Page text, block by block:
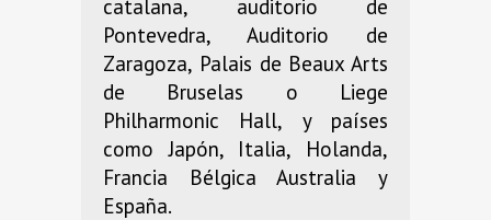
catalana, auditorio de
Pontevedra, Auditorio de
Zaragoza, Palais de Beaux Arts
de Bruselas o Liege
Philharmonic Hall, y países
como Japón, Italia, Holanda,
Francia Bélgica Australia y
España.